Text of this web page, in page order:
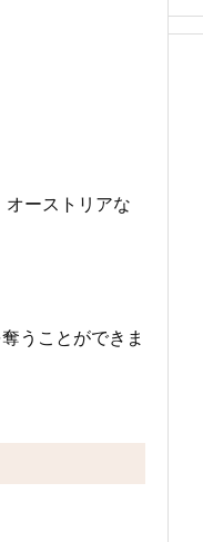
ーストリアな
うことができま